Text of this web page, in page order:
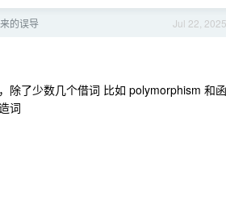
Jul 22, 2025
的误导
除了少数几个借词 比如 polymorphism 和函
词